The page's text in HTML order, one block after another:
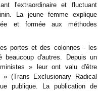
l'extraordinaire et fluctuant
La jeune femme explique
et formée aux méthodes
portes et des colonnes - les
d'autres. Depuis un
» leur ont valu d'être
(Trans Exclusionary Radical
publique. La publication de